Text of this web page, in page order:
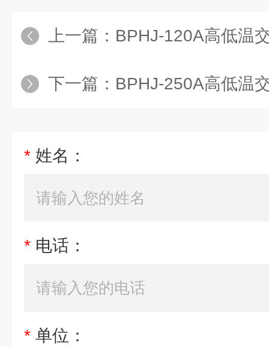
上一篇： BPHJ-120A高低温
下一篇： BPHJ-250A高低温
* 姓名：
* 电话：
* 单位：